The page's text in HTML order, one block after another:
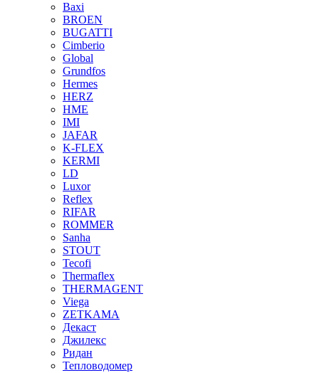
Baxi
BROEN
BUGATTI
Cimberio
Global
Grundfos
Hermes
HERZ
HME
IMI
JAFAR
K-FLEX
KERMI
LD
Luxor
Reflex
RIFAR
ROMMER
Sanha
STOUT
Tecofi
Thermaflex
THERMAGENT
Viega
ZETKAMA
Декаст
Джилекс
Ридан
Тепловодомер